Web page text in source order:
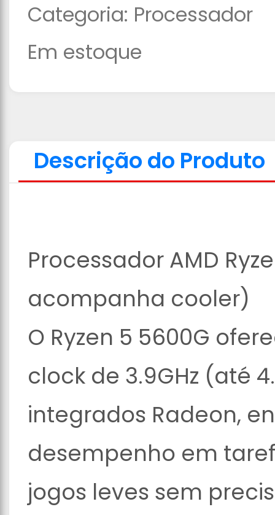
Categoria: Processador
Em estoque
Descrição do Produto
Processador AMD
acompanha cooler)
O Ryzen 5 5600G
clock de 3.9GHz (até
integrados Radeon,
desempenho em
jogos leves sem